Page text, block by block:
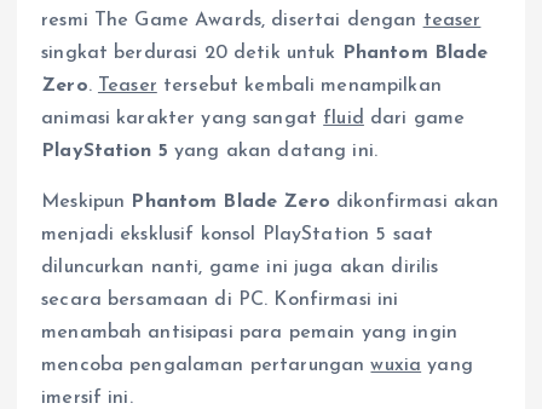
resmi The Game Awards, disertai dengan teaser
singkat berdurasi 20 detik untuk Phantom Blade
Zero. Teaser tersebut kembali menampilkan
animasi karakter yang sangat fluid dari game
PlayStation 5 yang akan datang ini.
Meskipun Phantom Blade Zero dikonfirmasi akan
menjadi eksklusif konsol PlayStation 5 saat
diluncurkan nanti, game ini juga akan dirilis
secara bersamaan di PC. Konfirmasi ini
menambah antisipasi para pemain yang ingin
mencoba pengalaman pertarunganwuxia yang
imersif ini.